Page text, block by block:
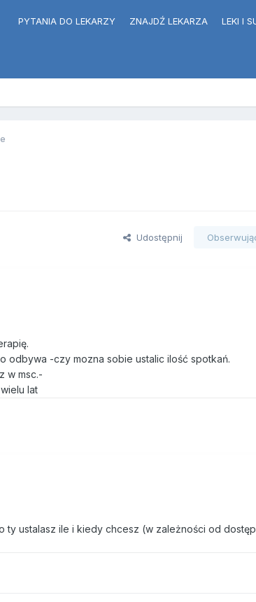
PYTANIA DO LEKARZY ZNAJDŹ LEKARZA LEKI I
Udostępnij
odbywa -czy mozna sobie ustalic ilość spotkań.
w msc.-
lat
ustalasz ile i kiedy chcesz (w zależności od